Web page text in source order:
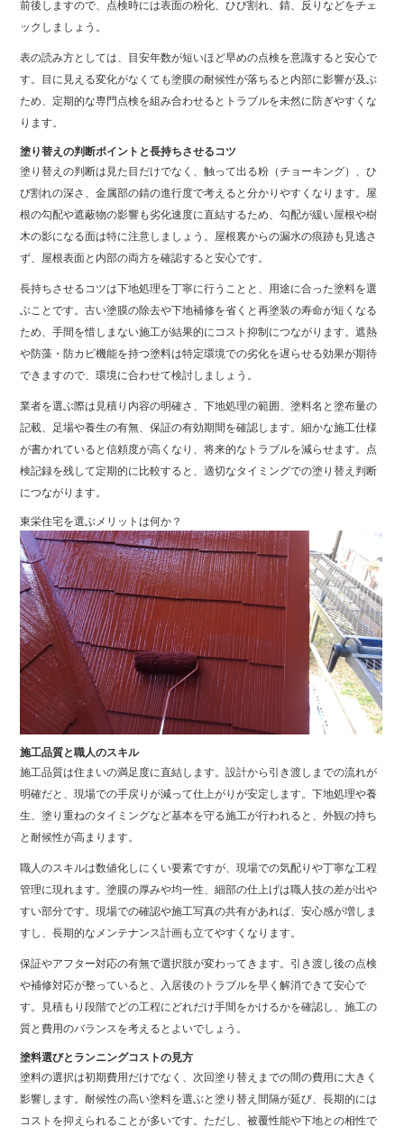
前後しますので、点検時には表面の粉化、ひび割れ、錆、反りなどをチェ
ックしましょう。
表の読み方としては、目安年数が短いほど早めの点検を意識すると安心で
す。目に見える変化がなくても塗膜の耐候性が落ちると内部に影響が及ぶ
ため、定期的な専門点検を組み合わせるとトラブルを未然に防ぎやすくな
ります。
塗り替えの判断ポイントと長持ちさせるコツ
塗り替えの判断は見た目だけでなく、触って出る粉（チョーキング）、ひ
び割れの深さ、金属部の錆の進行度で考えると分かりやすくなります。屋
根の勾配や遮蔽物の影響も劣化速度に直結するため、勾配が緩い屋根や樹
木の影になる面は特に注意しましょう。屋根裏からの漏水の痕跡も見逃さ
ず、屋根表面と内部の両方を確認すると安心です。
長持ちさせるコツは下地処理を丁寧に行うことと、用途に合った塗料を選
ぶことです。古い塗膜の除去や下地補修を省くと再塗装の寿命が短くなる
ため、手間を惜しまない施工が結果的にコスト抑制につながります。遮熱
や防藻・防カビ機能を持つ塗料は特定環境での劣化を遅らせる効果が期待
できますので、環境に合わせて検討しましょう。
業者を選ぶ際は見積り内容の明確さ、下地処理の範囲、塗料名と塗布量の
記載、足場や養生の有無、保証の有効期間を確認します。細かな施工仕様
が書かれていると信頼度が高くなり、将来的なトラブルを減らせます。点
検記録を残して定期的に比較すると、適切なタイミングでの塗り替え判断
につながります。
東栄住宅を選ぶメリットは何か？
施工品質と職人のスキル
施工品質は住まいの満足度に直結します。設計から引き渡しまでの流れが
明確だと、現場での手戻りが減って仕上がりが安定します。下地処理や養
生、塗り重ねのタイミングなど基本を守る施工が行われると、外観の持ち
と耐候性が高まります。
職人のスキルは数値化しにくい要素ですが、現場での気配りや丁寧な工程
管理に現れます。塗膜の厚みや均一性、細部の仕上げは職人技の差が出や
すい部分です。現場での確認や施工写真の共有があれば、安心感が増しま
すし、長期的なメンテナンス計画も立てやすくなります。
保証やアフター対応の有無で選択肢が変わってきます。引き渡し後の点検
や補修対応が整っていると、入居後のトラブルを早く解消できて安心で
す。見積もり段階でどの工程にどれだけ手間をかけるかを確認し、施工の
質と費用のバランスを考えるとよいでしょう。
塗料選びとランニングコストの見方
塗料の選択は初期費用だけでなく、次回塗り替えまでの間の費用に大きく
影響します。耐候性の高い塗料を選ぶと塗り替え間隔が延び、長期的には
コストを抑えられることが多いです。ただし、被覆性能や下地との相性で